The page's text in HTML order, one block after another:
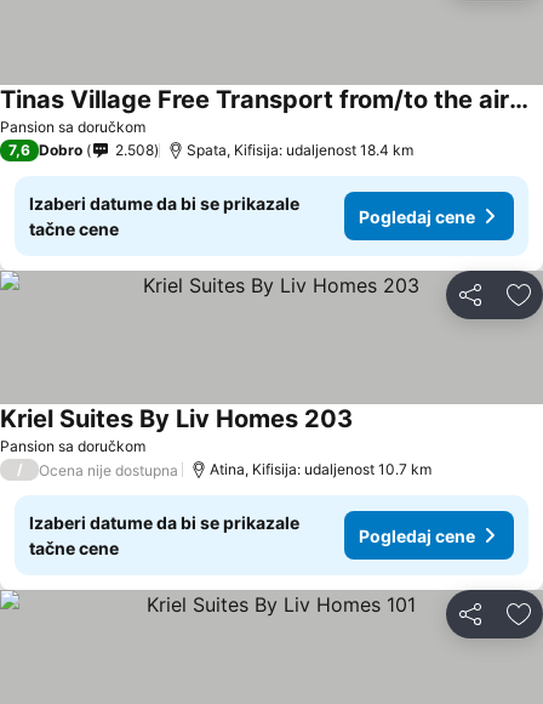
Pansion sa doručkom
Tinas Village Free Transport from/to the airport
Pogledaj cene
7,6 Dobro 2.508 Spata, Kifisija: udaljenost 18.4 km
Izaberi datume da bi se prikazale
tačne cene
Pogledaj cene
Deli
Pansion sa doručkom
Kriel Suites By Liv Homes 203
/ Ocena nije dostupna Atina, Kifisija: udaljenost 10.7 km
Izaberi datume da bi se prikazale
tačne cene
Pogledaj cene
Deli